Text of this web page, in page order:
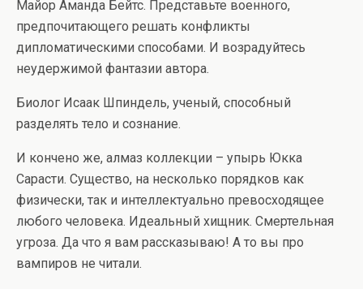
Майор Аманда Бейтс. Представьте военного,
предпочитающего решать конфликты
дипломатическими способами. И возрадуйтесь
неудержимой фантазии автора.
Биолог Исаак Шпиндель, ученый, способный
разделять тело и сознание.
И кончено же, алмаз коллекции – упырь Юкка
Сарасти. Существо, на несколько порядков как
физически, так и интеллектуально превосходящее
любого человека. Идеальный хищник. Смертельная
угроза. Да что я вам рассказываю! А то вы про
вампиров не читали.